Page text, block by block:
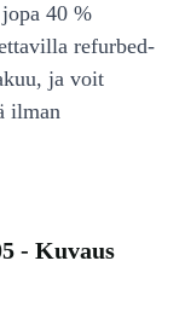
40 %
refurbed-
ja voit
ilman
- Kuvaus